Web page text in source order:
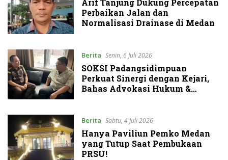
Arif Tanjung Dukung Percepatan
Perbaikan Jalan dan
Normalisasi Drainase di Medan
Berita Senin, 6 Juli 2026
SOKSI Padangsidimpuan
Perkuat Sinergi dengan Kejari,
Bahas Advokasi Hukum &
Berita Sabtu, 4 Juli 2026
Hanya Paviliun Pemko Medan
yang Tutup Saat Pembukaan
PRSU!